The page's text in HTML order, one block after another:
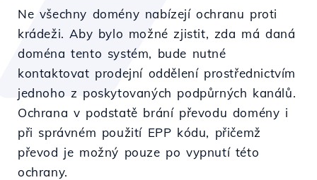
Ne všechny domény nabízejí ochranu proti
krádeži. Aby bylo možné zjistit, zda má daná
doména tento systém, bude nutné
kontaktovat prodejní oddělení prostřednictvím
jednoho z poskytovaných podpůrných kanálů.
Ochrana v podstatě brání převodu domény i
při správném použití EPP kódu, přičemž
převod je možný pouze po vypnutí této
ochrany.